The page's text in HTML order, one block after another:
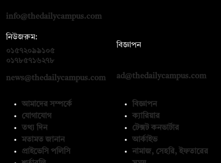
info@thedailycampus.com
নিউজরুম:
০১৫৭২০৯৯১০৫
০১৭৮৫৭১৬২৭৮
news@thedailycampus.com
বিজ্ঞাপন
ad@thedailycampus.com
আমাদের সম্পর্কে
যোগাযোগ
তথ্য দিন
মতামত জানান
প্রাইভেসি পলিসি
বিজ্ঞাপন
ক্যারিয়ার
টেক্সট কনভার্টার
আর্কাইভ
নামাজ, সেহরি, ইফতারের